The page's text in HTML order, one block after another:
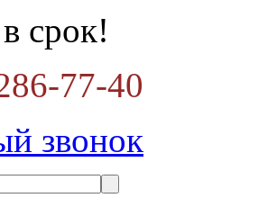
срок!
77-40
звонок